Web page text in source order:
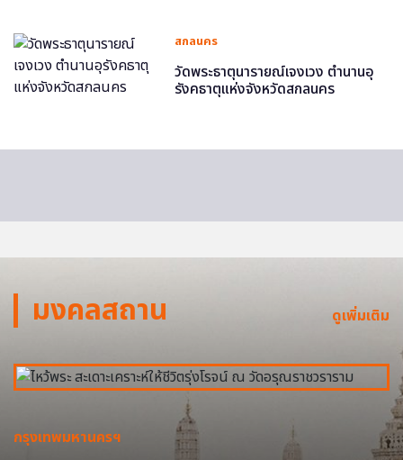
สกลนคร
วัดพระธาตุนารายณ์เจงเวง ตำนานอุ
รังคธาตุแห่งจังหวัดสกลนคร
มงคลสถาน ดูเพิ่มเติม
กรุงเทพมหานครฯ